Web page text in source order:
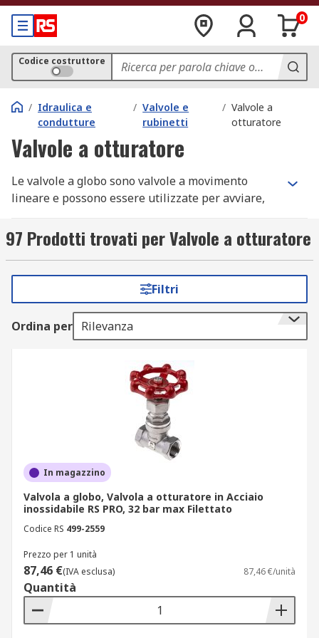
0
Codice costruttore
/ Idraulica e
condutture
/ Valvole e
rubinetti
/ Valvole a
otturatore
Valvole a otturatore
Le valvole a globo sono valvole a movimento
lineare e possono essere utilizzate per avviare,
Vengono impiegate principalmente per la
funzionalità di regolazione e controllo
automatico.
Funzionamento della valvola a globo
otturatore, viene utilizzata per l'isolamento e il
controllo del flusso di strozzamento.
Le parti componenti della valvola ed il
funzionamento sono descritti di seguito:
Il flusso dell'acqua è controllato da uno stelo
mobile e la limitazione di questo flusso
avviene abbassando lo stelo in una sede
fissa.
Il mandrino è dotato di una rondella, in
modo da garantire una chiusura ermetica,
ed è racchiuso in una camera di forma
sferica (da cui il nome di valvola a globo).
Un deflettore interno separa le due metà
del corpo.
97 Prodotti trovati per Valvole a otturatore
Filtri
Ordina per Rilevanza
In magazzino
Valvola a globo, Valvola a otturatore in Acciaio
inossidabile RS PRO, 32 bar max Filettato
Codice RS 499-2559
Prezzo per 1 unità
87,46 €(IVA esclusa) 87,46 €/unità
Quantità